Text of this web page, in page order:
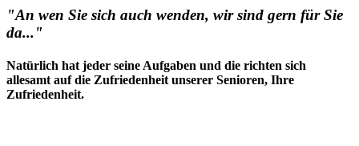
"An wen Sie sich auch wenden, wir sind gern für Sie
da..."
Natürlich hat jeder seine Aufgaben und die richten sich
allesamt auf die Zufriedenheit unserer Senioren, Ihre
Zufriedenheit.